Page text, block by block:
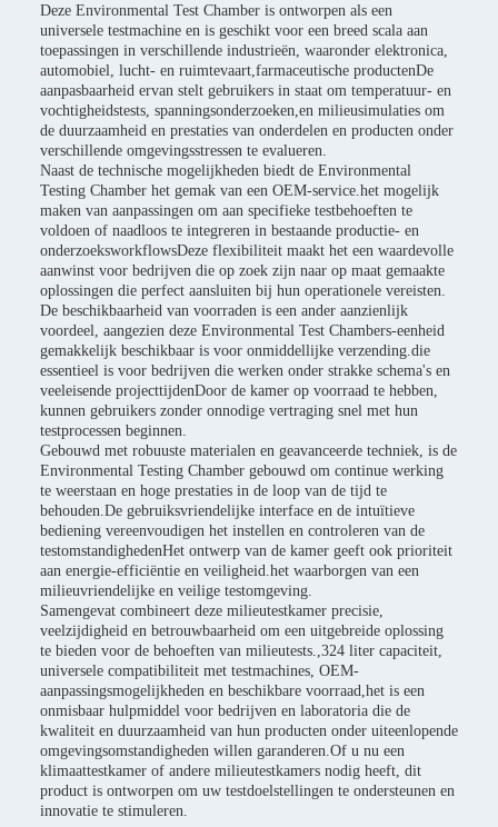
Deze Environmental Test Chamber is ontworpen als een
universele testmachine en is geschikt voor een breed scala aan
toepassingen in verschillende industrieën, waaronder elektronica,
automobiel, lucht- en ruimtevaart,farmaceutische productenDe
aanpasbaarheid ervan stelt gebruikers in staat om temperatuur- en
vochtigheidstests, spanningsonderzoeken,en milieusimulaties om
de duurzaamheid en prestaties van onderdelen en producten onder
verschillende omgevingsstressen te evalueren.
Naast de technische mogelijkheden biedt de Environmental
Testing Chamber het gemak van een OEM-service.het mogelijk
maken van aanpassingen om aan specifieke testbehoeften te
voldoen of naadloos te integreren in bestaande productie- en
onderzoeksworkflowsDeze flexibiliteit maakt het een waardevolle
aanwinst voor bedrijven die op zoek zijn naar op maat gemaakte
oplossingen die perfect aansluiten bij hun operationele vereisten.
De beschikbaarheid van voorraden is een ander aanzienlijk
voordeel, aangezien deze Environmental Test Chambers-eenheid
gemakkelijk beschikbaar is voor onmiddellijke verzending.die
essentieel is voor bedrijven die werken onder strakke schema's en
veeleisende projecttijdenDoor de kamer op voorraad te hebben,
kunnen gebruikers zonder onnodige vertraging snel met hun
testprocessen beginnen.
Gebouwd met robuuste materialen en geavanceerde techniek, is de
Environmental Testing Chamber gebouwd om continue werking
te weerstaan en hoge prestaties in de loop van de tijd te
behouden.De gebruiksvriendelijke interface en de intuïtieve
bediening vereenvoudigen het instellen en controleren van de
testomstandighedenHet ontwerp van de kamer geeft ook prioriteit
aan energie-efficiëntie en veiligheid.het waarborgen van een
milieuvriendelijke en veilige testomgeving.
Samengevat combineert deze milieutestkamer precisie,
veelzijdigheid en betrouwbaarheid om een uitgebreide oplossing
te bieden voor de behoeften van milieutests.,324 liter capaciteit,
universele compatibiliteit met testmachines, OEM-
aanpassingsmogelijkheden en beschikbare voorraad,het is een
onmisbaar hulpmiddel voor bedrijven en laboratoria die de
kwaliteit en duurzaamheid van hun producten onder uiteenlopende
omgevingsomstandigheden willen garanderen.Of u nu een
klimaattestkamer of andere milieutestkamers nodig heeft, dit
product is ontworpen om uw testdoelstellingen te ondersteunen en
innovatie te stimuleren.